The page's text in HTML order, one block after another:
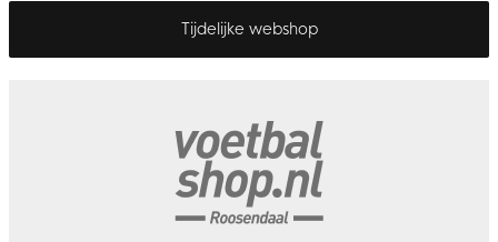
Tijdelijke webshop